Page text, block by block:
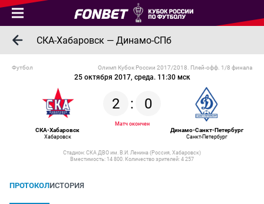
СКА-Хабаровск — Динамо-СПб
Футбол
25 октября 2017, среда. 11:30 мск
Олимп Кубок России 2017/2018. Плей-офф. 1/8 финала
СКА-Хабаровск
Хабаровск
2 : 0
Матч окончен
Динамо-Санкт-Петербург
Санкт-Петербург
Стадион: СКА ДВО им. В.И. Ленина (Россия, Хабаровск)
Вместимость: 14 800. Количество зрителей: 4 257
ПРОТОКОЛИСТОРИЯ